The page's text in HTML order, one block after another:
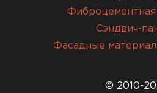
Фиброцементная
Сэндвич-
Фасадные
© 2010-